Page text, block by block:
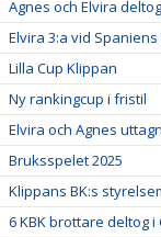
Agnes och Elvira
Elvira 3:a vid Spaniens
Lilla Cup Klippan
Ny rankingcup i fristil
Elvira och Agnes
Bruksspelet 2025
Klippans BK:s
6 KBK brottare deltog i